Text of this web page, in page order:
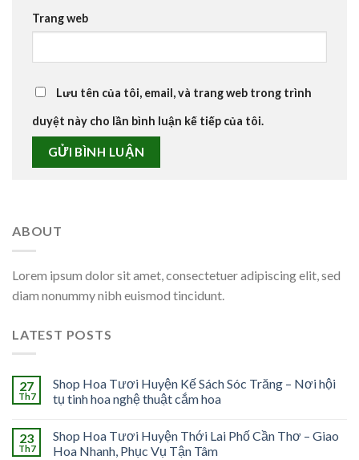
Trang web
Lưu tên của tôi, email, và trang web trong trình
duyệt này cho lần bình luận kế tiếp của tôi.
ABOUT
Lorem ipsum dolor sit amet, consectetuer adipiscing elit, sed
diam nonummy nibh euismod tincidunt.
LATEST POSTS
27
Th7
Shop Hoa Tươi Huyện Kế Sách Sóc Trăng – Nơi hội
tụ tinh hoa nghệ thuật cắm hoa
23
Th7
Shop Hoa Tươi Huyện Thới Lai Phố Cần Thơ – Giao
Hoa Nhanh, Phục Vụ Tận Tâm